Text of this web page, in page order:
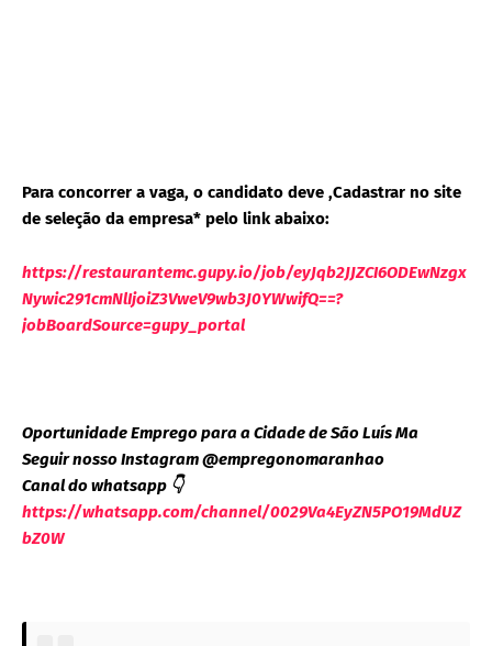
Para concorrer a vaga, o candidato deve ,Cadastrar no site
de seleção da empresa* pelo link abaixo:
https://restaurantemc.gupy.io/job/eyJqb2JJZCI6ODEwNzgx
Nywic291cmNlIjoiZ3VweV9wb3J0YWwifQ==?
jobBoardSource=gupy_portal
Oportunidade Emprego para a Cidade de São Luís Ma
Seguir nosso Instagram @empregonomaranhao
Canal do whatsapp 👇
https://whatsapp.com/channel/0029Va4EyZN5PO19MdUZ
bZ0W